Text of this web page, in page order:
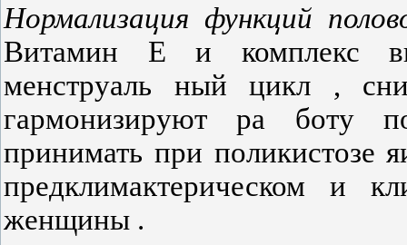
Нормализация функций
Витамин Е и комплекс
менструаль­ ный цикл ,
гармонизируют ра­ боту
принимать при поликистозе
предклимактерическом и
женщины .